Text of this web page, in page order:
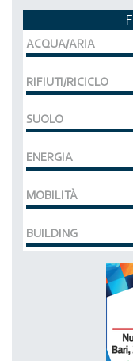
ACQUA/ARIA
RIFIUTI/RICICLO
SUOLO
ENERGIA
MOBILITÀ
BUILDING